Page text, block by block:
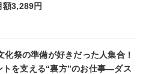
額3,289円
化祭の準備が好きだった人集合！
トを支える“裏方”のお仕事―ダス